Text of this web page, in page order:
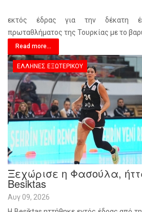
εκτός έδρας για την δέκατη
πρωταθλήματος της Τουρκίας με το
Read more...
ΈΛΛΗΝΕΣ ΕΞΩΤΕΡΙΚΟΎ
Ξεχώρισε η Φασούλα,
Besiktas
Αυγ 09, 2026